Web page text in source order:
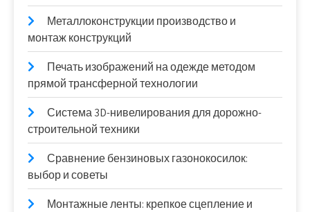
Металлоконструкции производство и
монтаж конструкций
Печать изображений на одежде методом
прямой трансферной технологии
Система 3D-нивелирования для дорожно-
строительной техники
Сравнение бензиновых газонокосилок:
выбор и советы
Монтажные ленты: крепкое сцепление и